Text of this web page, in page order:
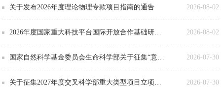
关于发布2026年度理论物理专款项目指南的通告 2026-08-02
2026年度国家重大科技平台国际开放合作基础研究专项（试点）项目指南 2026-08-02
国家自然科学基金委员会生命科学部关于征集“意识产生机制及其运行法则”重大非共识项目的通告 2026-07-30
关于征集2027年度交叉科学部重大类型项目立项建议的通告 2026-07-30